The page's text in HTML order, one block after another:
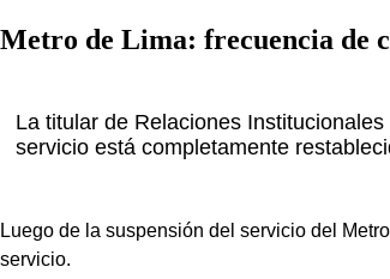
Metro de Lima: frecuencia de
La titular de Relaciones
servicio está completamente
Luego de la suspensión del servicio del
servicio.